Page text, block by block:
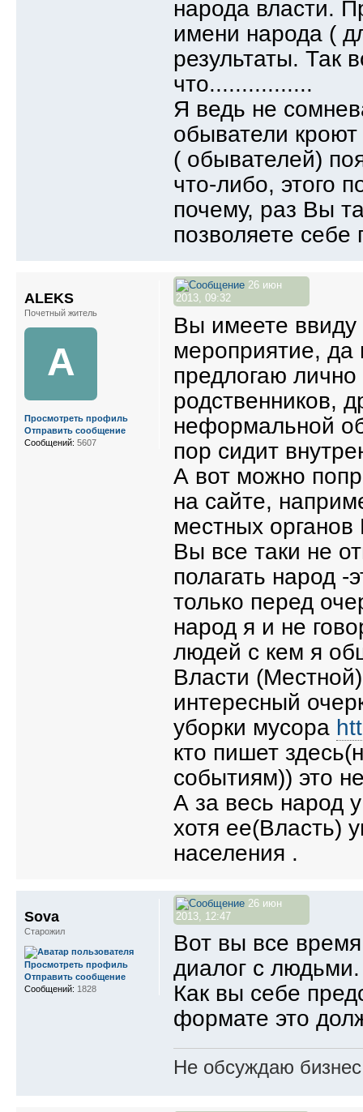
народа власти.
имени народа (
результаты. Так
что................
Я ведь не
обыватели кроют
( обывателей)
что-либо, этого
почему, раз Вы
позволяете себе
26 июн
2013, 09:32
Вы имеете
мероприятие, да
предлогаю
родственников,
неформальной
пор сидит
А вот можно
на сайте,
местных
Вы все таки не
полагать народ -
только перед
народ я и не
людей с кем я
Власти
интересный
уборки мусора
кто пишет
событиям)) это
А за весь народ
хотя ее(Власть)
населения .
ALEKS
Почетный житель
A
Просмотреть профиль
Отправить сообщение
Сообщений: 5607
26 июн
2013, 12:47
Вот вы все
диалог с людьми.
Как вы себе
формате это
Не обсуждаю
Sova
Старожил
Просмотреть профиль
Отправить сообщение
Сообщений: 1828